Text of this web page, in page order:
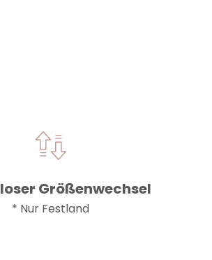
Größenwechsel
* Nur Festland